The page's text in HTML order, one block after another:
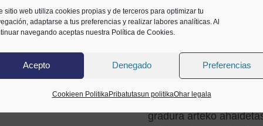
sitio web utiliza cookies propias y de terceros para optimizar tu
adaptarse a tus preferencias y realizar labores analíticas. Al
navegando aceptas nuestra Política de Cookies.
Acepto Denegado Preferencias
Cookieen PolitikaPribatutasun politikaOhar legala
Edozein
ikasketakoak eta
Ez da diruz lagunduko:
Sozietatearen forma
enpresaren kontrola
gradura arteko